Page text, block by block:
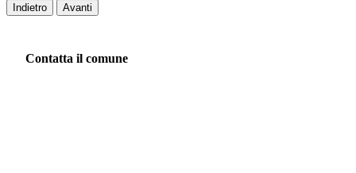
Indietro Avanti
Contatta il comune